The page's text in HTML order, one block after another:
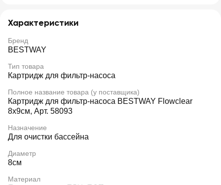
Характеристики
Бренд
BESTWAY
Тип товара
Картридж для фильтр-насоса
Полное название товара (у поставщика)
Картридж для фильтр-насоса BESTWAY Flowclear
8х9см, Арт. 58093
Назначение
Для очистки бассейна
Диаметр
8см
Материал